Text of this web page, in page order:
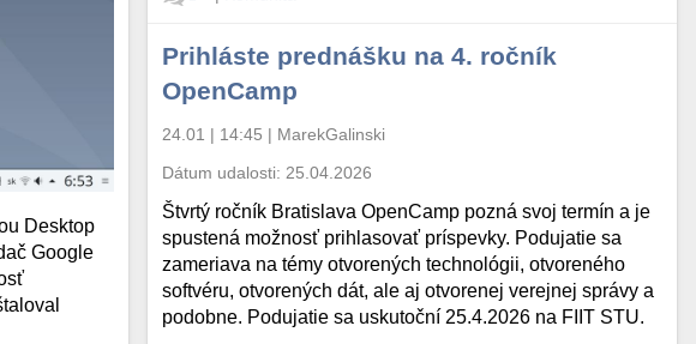
Desktop
Google
Prihláste prednášku na 4. ročník
OpenCamp
24.01 | 14:45 | MarekGalinski
Dátum udalosti: 25.04.2026
Štvrtý ročník Bratislava OpenCamp pozná svoj termín a je
spustená možnosť prihlasovať príspevky. Podujatie sa
zameriava na témy otvorených technológii, otvoreného
softvéru, otvorených dát, ale aj otvorenej verejnej správy a
podobne. Podujatie sa uskutoční 25.4.2026 na FIIT STU.